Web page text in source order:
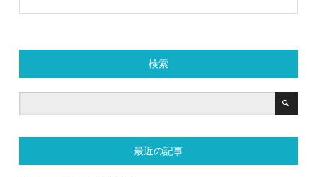
検索
最近の記事